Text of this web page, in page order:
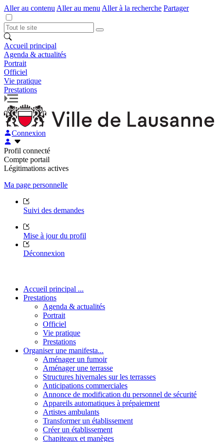
Aller au contenu Aller au menu Aller à la recherche Partager
Accueil principal
Agenda & actualités
Portrait
Officiel
Vie pratique
Prestations
Connexion
Profil connecté
Compte portail
Légitimations actives
Ma page personnelle
Suivi des demandes
Mise à jour du profil
Déconnexion
Accueil principal ...
Prestations
Agenda & actualités
Portrait
Officiel
Vie pratique
Prestations
Organiser une manifesta...
Aménager un fumoir
Aménager une terrasse
Structures hivernales sur les terrasses
Anticipations commerciales
Annonce de modification du personnel de sécurité
Appareils automatiques à prépaiement
Artistes ambulants
Transformer un établissement
Créer un établissement
Chapiteaux et manèges